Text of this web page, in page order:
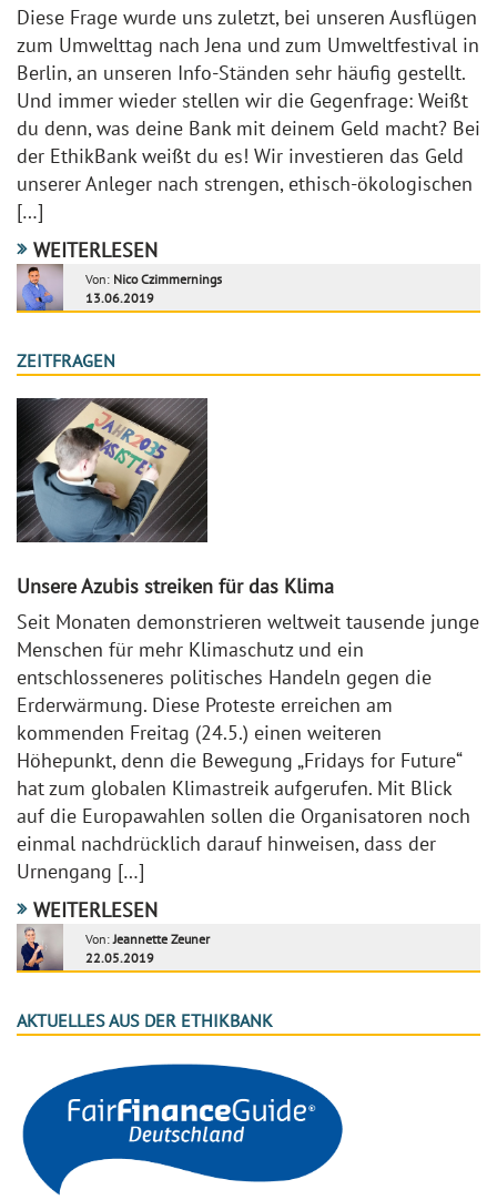
Diese Frage wurde uns zuletzt, bei unseren Ausflügen
zum Umwelttag nach Jena und zum Umweltfestival in
Berlin, an unseren Info-Ständen sehr häufig gestellt.
Und immer wieder stellen wir die Gegenfrage: Weißt
du denn, was deine Bank mit deinem Geld macht? Bei
der EthikBank weißt du es! Wir investieren das Geld
unserer Anleger nach strengen, ethisch-ökologischen
[…]
WEITERLESEN
Von: Nico Czimmernings
13.06.2019
ZEITFRAGEN
Unsere Azubis streiken für das Klima
Seit Monaten demonstrieren weltweit tausende junge
Menschen für mehr Klimaschutz und ein
entschlosseneres politisches Handeln gegen die
Erderwärmung. Diese Proteste erreichen am
kommenden Freitag (24.5.) einen weiteren
Höhepunkt, denn die Bewegung „Fridays for Future“
hat zum globalen Klimastreik aufgerufen. Mit Blick
auf die Europawahlen sollen die Organisatoren noch
einmal nachdrücklich darauf hinweisen, dass der
Urnengang […]
WEITERLESEN
Von:Jeannette Zeuner
22.05.2019
AKTUELLES AUS DER ETHIKBANK